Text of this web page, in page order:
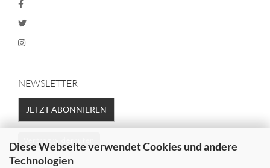
Diese Webseite verwendet Cookies und andere
Technologien
NEWSLETTER
JETZT ABONNIEREN